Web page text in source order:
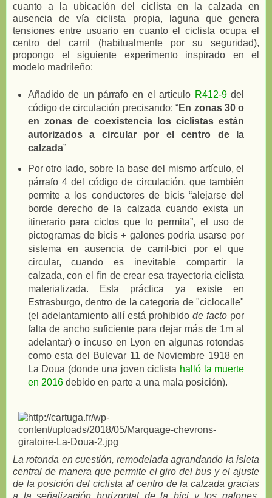
cuanto a la ubicación del ciclista en la calzada en
ausencia de vía ciclista propia, laguna que genera
tensiones entre usuario en cuanto el ciclista ocupa el
centro del carril (habitualmente por su seguridad),
propongo el siguiente experimento inspirado en el
modelo madrileño:
Añadido de un párrafo en el artículo R412-9del
código de circulación precisando: “En zonas 30 o
en zonas de coexistencia los ciclistas están
autorizados a circular por el centro de la
calzada”
Por otro lado, sobre la base del mismo artículo, el
párrafo 4 del código de circulación, que también
permite a los conductores de bicis “alejarse del
borde derecho de la calzada cuando exista un
itinerario para ciclos que lo permita”, el uso de
pictogramas de bicis + galones podría usarse por
sistema en ausencia de carril-bici por el que
circular, cuando es inevitable compartir la
calzada, con el fin de crear esa trayectoria ciclista
materializada. Esta práctica ya existe en
Estrasburgo, dentro de la categoría de "ciclocalle"
(el adelantamiento allí está prohibidode facto por
falta de ancho suficiente para dejar más de 1m al
adelantar) o incuso en Lyon en algunas rotondas
como esta del Bulevar 11 de Noviembre 1918 en
La Doua (donde una joven ciclista halló la muerte
en 2016debido en parte a una mala posición).
La rotonda en cuestión, remodelada agrandando la isleta
central de manera que permite el giro del bus y el ajuste
de la posición del ciclista al centro de la calzada gracias
a la señalización horizontal de la bici y los galones.